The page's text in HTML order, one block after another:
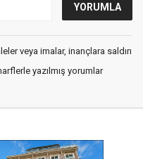
veya imalar, inançlara saldırı
yazılmış yorumlar